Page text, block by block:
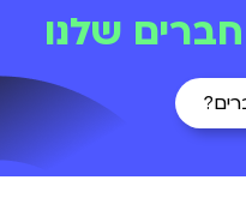
שלנו